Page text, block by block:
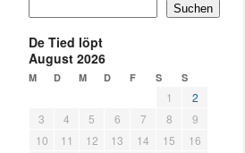
Suchen
De Tied löpt
August 2026
M D M D F S S
1
2
3
4 5 6 7 8
9
10
11 12 13 14 15
16